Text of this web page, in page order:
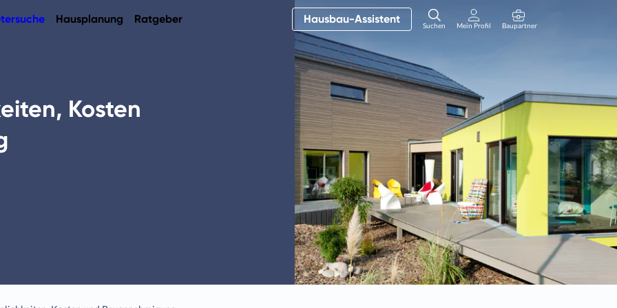
Hausplanung Ratgeber Hausbau-Assistent Suchen Mein Profil
Anmelden
Baupartner
Kosten